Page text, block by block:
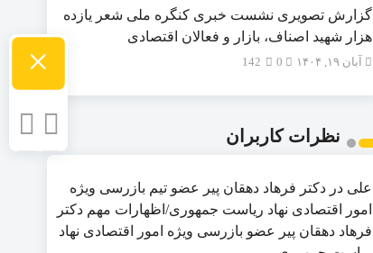
گزارش تصویری نشست خبری کنگره ملی شعر یازده
هزار شهید اصناف، بازار و فعالان اقتصادی
آبان ۱۹, ۱۴۰۴ 142
نظرات کاربران
علی در دکتر فرهاد دهقان پیر عضو تيم بازرسی ويژه
امور اقتصادی نهاد رياست جمهوری/اظهارات مهم دکتر
فرهاد دهقان پیر عضو بازرسی ویژه امور اقتصادی نهاد
×